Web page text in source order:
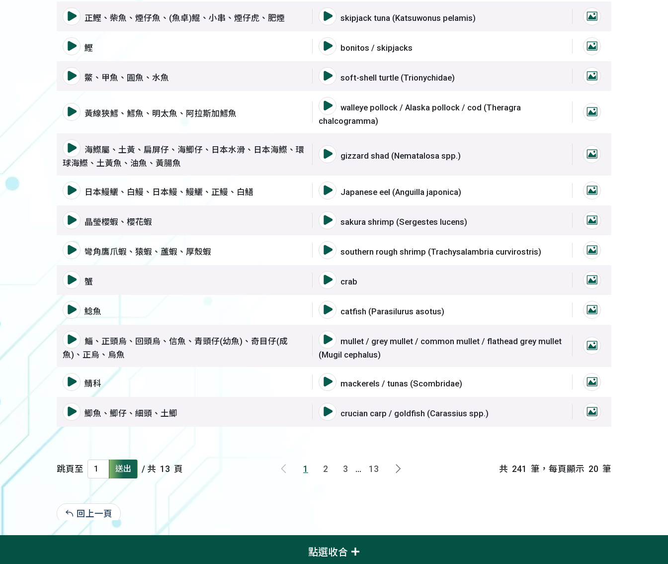
語音撥放詞彙 正鰹、柴魚、煙仔魚、(魚卓)鯤、小串、煙仔虎、肥煙
正鰹、柴魚、煙仔魚、(魚卓)鯤、小串、煙仔虎、肥煙 語音撥放詞彙 正鰹、柴魚、煙仔魚、(魚卓)鯤、小串、煙仔虎、肥煙
skipjack tuna (Katsuwonus pelamis) 正鰹、柴魚、
語音撥放詞彙 鰹
鰹 語音撥放詞彙 鰹
bonitos / skipjacks 鰹圖片
語音撥放詞彙 鱉、甲魚、圓魚、水魚
鱉、甲魚、圓魚、水魚 語音撥放詞彙 鱉、甲魚、圓魚、水魚
soft-shell turtle (Trionychidae) 鱉、甲魚、圓魚
語音撥放詞彙 黃線狹鱈、鱈魚、明太魚、阿拉斯加鱈魚
黃線狹鱈、鱈魚、明太魚、阿拉斯加鱈魚
語音撥放詞彙 黃線狹鱈、鱈魚、明太魚、阿拉斯加鱈魚
walleye pollock / Alaska pollock / cod (Theragra
chalcogramma)
黃線狹鱈、鱈魚
語音撥放詞彙 海鰶屬、土黃、扁屏仔、海鯽仔、日本水滑、日本海鰶、環球海鰶、土黃魚、油魚、黃腸魚
海鰶屬、土黃、扁屏仔、海鯽仔、日本水滑、日本海鰶、環
球海鰶、土黃魚、油魚、黃腸魚
語音撥放詞彙 海鰶屬、土黃、扁屏仔、海鯽仔、日本水滑、日本海鰶、
gizzard shad (Nematalosa spp.) 海鰶屬、土黃、
語音撥放詞彙 日本鰻鱺、白鰻、日本鰻、鰻鱺、正鰻、白鱔
日本鰻鱺、白鰻、日本鰻、鰻鱺、正鰻、白鱔 語音撥放詞彙 日本鰻鱺、白鰻、日本鰻、鰻鱺、正鰻、白鱔
Japanese eel (Anguilla japonica) 日本鰻鱺、白鰻
語音撥放詞彙 晶瑩櫻蝦、櫻花蝦
晶瑩櫻蝦、櫻花蝦 語音撥放詞彙 晶瑩櫻蝦、櫻花蝦
sakura shrimp (Sergestes lucens) 晶瑩櫻蝦、櫻花
語音撥放詞彙 彎角鷹爪蝦、猿蝦、蘆蝦、厚殼蝦
彎角鷹爪蝦、猿蝦、蘆蝦、厚殼蝦 語音撥放詞彙 彎角鷹爪蝦、猿蝦、蘆蝦、厚殼蝦
southern rough shrimp (Trachysalambria curvirostris) 彎角鷹爪蝦、猿
語音撥放詞彙 蟹
蟹 語音撥放詞彙 蟹
crab 蟹圖片
語音撥放詞彙 鯰魚
鯰魚 語音撥放詞彙 鯰魚
catfish (Parasilurus asotus) 鯰魚圖片
語音撥放詞彙 鯔、正頭烏、回頭烏、信魚、青頭仔(幼魚)、奇目仔(成魚)、正烏、烏魚
鯔、正頭烏、回頭烏、信魚、青頭仔(幼魚)、奇目仔(成
魚)、正烏、烏魚
語音撥放詞彙 鯔、正頭烏、回頭烏、信魚、青頭仔(幼魚)、奇目仔(成魚)
mullet / grey mullet / common mullet / flathead grey mullet
(Mugil cephalus)
鯔、正頭烏、
語音撥放詞彙 鯖科
鯖科 語音撥放詞彙 鯖科
mackerels / tunas (Scombridae) 鯖科圖片
語音撥放詞彙 鯽魚、鯽仔、細頭、土鯽
鯽魚、鯽仔、細頭、土鯽 語音撥放詞彙 鯽魚、鯽仔、細頭、土鯽
crucian carp / goldfish (Carassius spp.) 鯽魚、鯽仔、細
跳頁至 送出 / 共 13 頁
上一頁
1 2 3 ... 13
下一頁
共 241 筆，每頁顯示 20 筆
回上一頁
點選收合